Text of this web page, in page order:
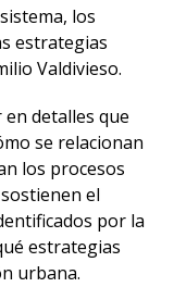
los
estrategias
Valdivieso.
detalles que
se relacionan
los procesos
el
por la
estrategias
urbana.